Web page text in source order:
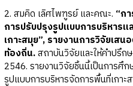
2. สมคิด เลิศไพฑูรย์ และคณะ. “ก
การปรับปรุงรูปแบบการบริหาร
เกาะสมุย”, รายงานการวิจัยเส
ท้องถิ่น.สถาบันวิจัยและให้คำปรึก
2546. รายงานวิจัยชิ้นนี้เป็นการศึ
รูปแบบการบริหารจัดการพื้นที่เกา